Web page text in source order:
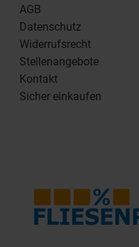
AGB
Datenschutz
Widerrufsrecht
Stellenangebote
Kontakt
Sicher einkaufen